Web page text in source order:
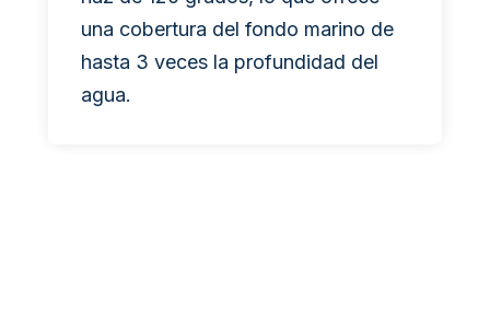
una cobertura del fondo marino de
hasta 3 veces la profundidad del
agua.